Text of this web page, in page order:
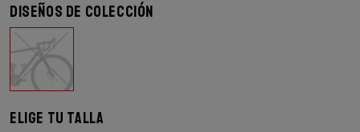
Diseños de colección
Elige tu talla